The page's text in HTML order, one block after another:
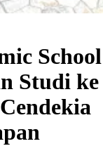
School
Studi ke